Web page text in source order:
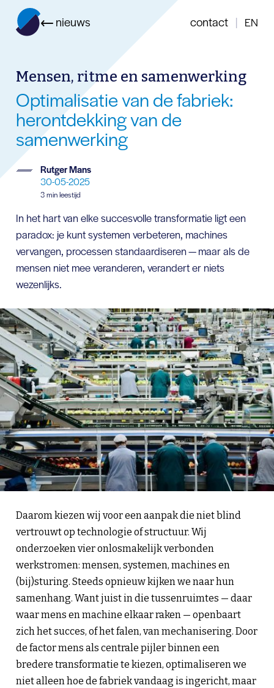
nieuws contact | EN
Mensen, ritme en samenwerking
Optimalisatie van de fabriek:
herontdekking van de
samenwerking
Rutger Mans
30-05-2025
3 min leestijd
In het hart van elke succesvolle transformatie ligt een
paradox: je kunt systemen verbeteren, machines
vervangen, processen standaardiseren — maar als de
mensen niet mee veranderen, verandert er niets
wezenlijks.
Daarom kiezen wij voor een aanpak die niet blind
vertrouwt op technologie of structuur. Wij
onderzoeken vier onlosmakelijk verbonden
werkstromen: mensen, systemen, machines en
(bij)sturing. Steeds opnieuw kijken we naar hun
samenhang. Want juist in die tussenruimtes — daar
waar mens en machine elkaar raken — openbaart
zich het succes, of het falen, van mechanisering. Door
de factor mens als centrale pijler binnen een
bredere transformatie te kiezen, optimaliseren we
niet alleen hoe de fabriek vandaag is ingericht, maar